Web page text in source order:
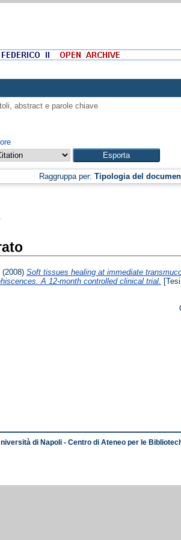
abstract e parole chiave
Raggruppa per: Tipologia del
.
(2008)Soft tissues healing at immediate
A 12-month controlled clinical trial.
di Napoli - Centro di Ateneo per le